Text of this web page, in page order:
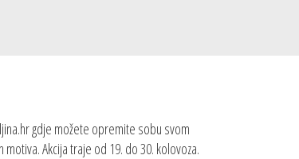
gdje možete opremite sobu svom
Akcija traje od 19. do 30. kolovoza.